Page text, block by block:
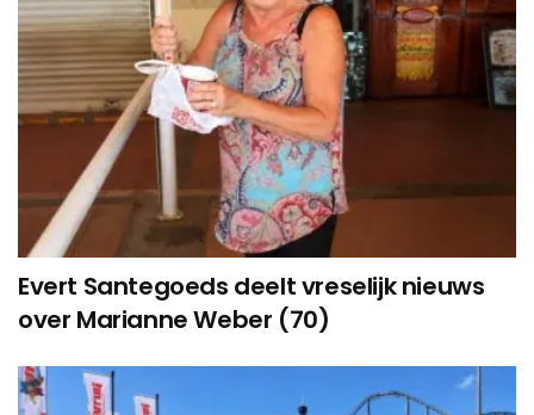
Evert Santegoeds deelt vreselijk nieuws
over Marianne Weber (70)